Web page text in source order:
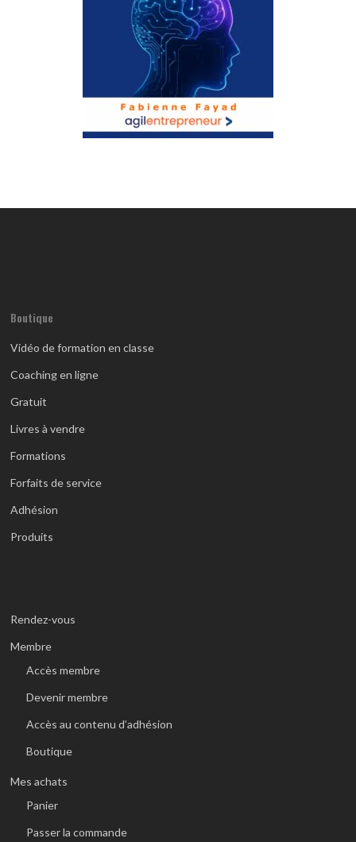
Boutique
Vidéo de formation en classe
Coaching en ligne
Gratuit
Livres à vendre
Formations
Forfaits de service
Adhésion
Produits
Rendez-vous
Membre
Accès membre
Devenir membre
Accès au contenu d’adhésion
Boutique
Mes achats
Panier
Passer la commande